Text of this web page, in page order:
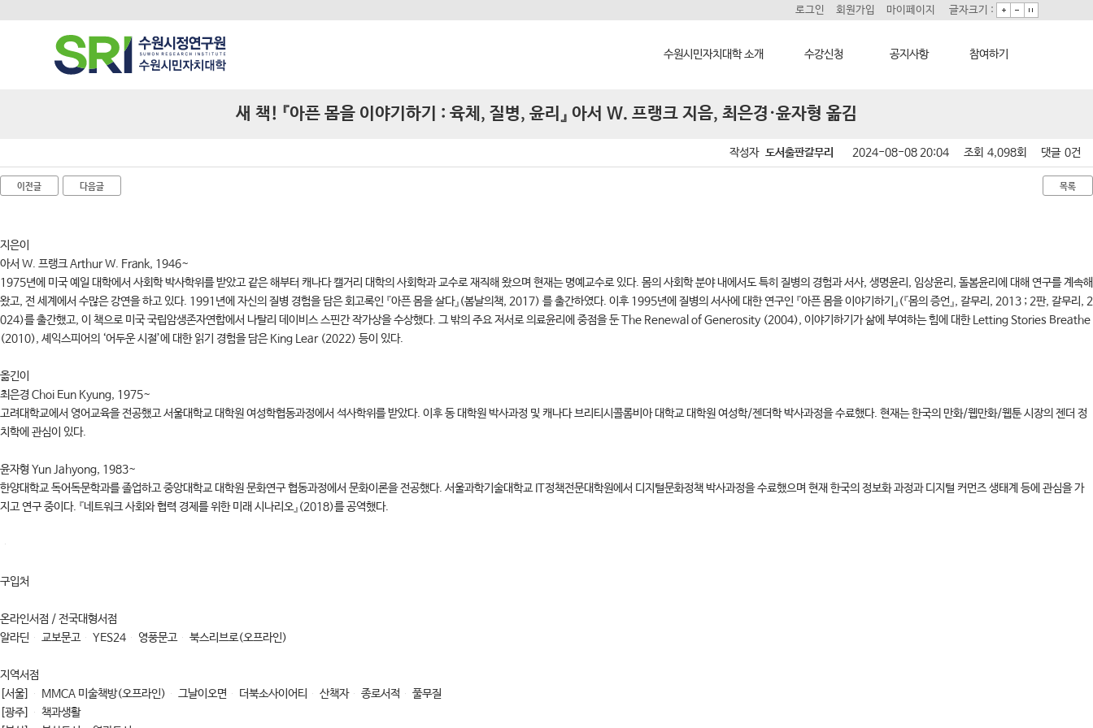
수원시민자치대학 소개
수원시민자치대학 소개
함께 걸어온 길
함께하는 곳
수강신청
학습과정 소개
수강신청하기
공지사항
학습자료실
기자단소식
참여하기
1:1온라인상담
자치동아리
로그인 회원가입 마이페이지 글자크기 :
새 책! 『아픈 몸을 이야기하기 : 육체, 질병, 윤리』 아서 W. 프랭크 지음, 최은경·윤자형 옮김
작성자 도서출판갈무리 2024-08-08 20:04 조회 4,098회 댓글 0건
이전글 다음글 목록
지은이
아서 W. 프랭크 Arthur W. Frank, 1946~
1975년에 미국 예일 대학에서 사회학 박사학위를 받았고 같은 해부터 캐나다 캘거리 대학의 사회학과 교수로 재직해 왔으며 현재는 명예교수로 있다. 몸의 사회학 분야 내에서도 특히 질병의 경험과 서사, 생명윤리, 임상윤리, 돌봄윤리에 대해 연구를 계속해
왔고, 전 세계에서 수많은 강연을 하고 있다. 1991년에 자신의 질병 경험을 담은 회고록인 『아픈 몸을 살다』(봄날의책, 2017) 를 출간하였다. 이후 1995년에 질병의 서사에 대한 연구인 『아픈 몸을 이야기하기』(『몸의 증언』, 갈무리, 2013 ; 2판, 갈무리, 2
024)를 출간했고, 이 책으로 미국 국립암생존자연합에서 나탈리 데이비스 스핀간 작가상을 수상했다. 그 밖의 주요 저서로 의료윤리에 중점을 둔 The Renewal of Generosity (2004), 이야기하기가 삶에 부여하는 힘에 대한 Letting Stories Breathe
(2010), 셰익스피어의 ‘어두운 시절’에 대한 읽기 경험을 담은 King Lear (2022) 등이 있다.
옮긴이
최은경 Choi Eun Kyung, 1975~
고려대학교에서 영어교육을 전공했고 서울대학교 대학원 여성학협동과정에서 석사학위를 받았다. 이후 동 대학원 박사과정 및 캐나다 브리티시콜롬비아 대학교 대학원 여성학/젠더학 박사과정을 수료했다. 현재는 한국의 만화/웹만화/웹툰 시장의 젠더 정
치학에 관심이 있다.
윤자형 Yun Jahyong, 1983~
한양대학교 독어독문학과를 졸업하고 중앙대학교 대학원 문화연구 협동과정에서 문화이론을 전공했다. 서울과학기술대학교 IT정책전문대학원에서 디지털문화정책 박사과정을 수료했으며 현재 한국의 정보화 과정과 디지털 커먼즈 생태계 등에 관심을 가
지고 연구 중이다. 『네트워크 사회와 협력 경제를 위한 미래 시나리오』(2018)를 공역했다.
구입처
온라인서점 / 전국대형서점
알라딘 교보문고 YES24 영풍문고 북스리브로(오프라인)
지역서점
[서울] MMCA 미술책방(오프라인) 그날이오면 더북소사이어티 산책자 종로서적 풀무질
[광주] 책과생활